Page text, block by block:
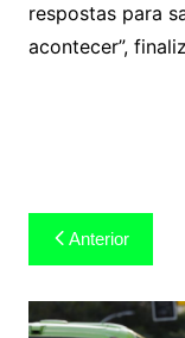
respostas para
acontecer”,
Navegação
de
Post
Anterior